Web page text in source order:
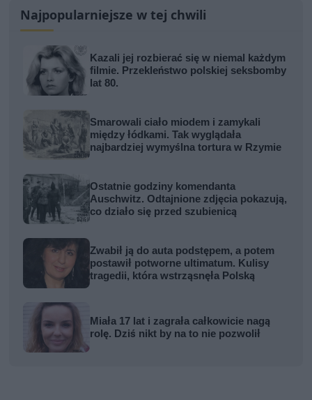
Najpopularniejsze w tej chwili
Kazali jej rozbierać się w niemal każdym
filmie. Przekleństwo polskiej seksbomby
lat 80.
Smarowali ciało miodem i zamykali
między łódkami. Tak wyglądała
najbardziej wymyślna tortura w Rzymie
Ostatnie godziny komendanta
Auschwitz. Odtajnione zdjęcia pokazują,
co działo się przed szubienicą
Zwabił ją do auta podstępem, a potem
postawił potworne ultimatum. Kulisy
tragedii, która wstrząsnęła Polską
Miała 17 lat i zagrała całkowicie nagą
rolę. Dziś nikt by na to nie pozwolił